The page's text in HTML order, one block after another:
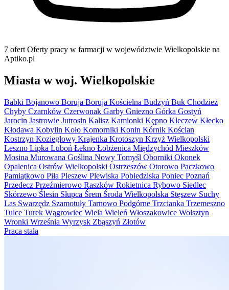
7 ofert Oferty pracy w farmacji w województwie Wielkopolskie na
Aptiko.pl
Miasta w woj. Wielkopolskie
Babki Bojanowo Boruja Boruja Kościelna Budzyń Buk Chodzież
Chyby Czarnków Czerwonak Garby Gniezno Górka Gostyń
Jarocin Jastrowie Jutrosin Kalisz Kamionki Kępno Kleczew Kłecko
Kłodawa Kobylin Koło Komorniki Konin Kórnik Kościan
Kostrzyn Koziegłowy Krajenka Krotoszyn Krzyż Wielkopolski
Leszno Lipka Luboń Łekno Łobżenica Międzychód Mieszków
Mosina Murowana Goślina Nowy Tomyśl Oborniki Okonek
Opalenica Ostrów Wielkopolski Ostrzeszów Otorowo Paczkowo
Pamiątkowo Piła Pleszew Plewiska Pobiedziska Poniec Poznań
Przedecz Przeźmierowo Raszków Rokietnica Rybowo Siedlec
Skórzewo Ślesin Słupca Śrem Środa Wielkopolska Stęszew Suchy
Las Swarzędz Szamotuły Tarnowo Podgórne Trzcianka Trzemeszno
Tulce Turek Wągrowiec Wiela Wieleń Włoszakowice Wolsztyn
Wronki Września Wyrzysk Zbąszyń Złotów
Praca stała